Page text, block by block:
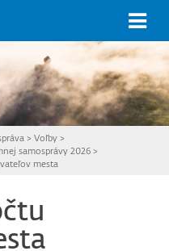
> Voľby>
samosprávy 2026>
mesta